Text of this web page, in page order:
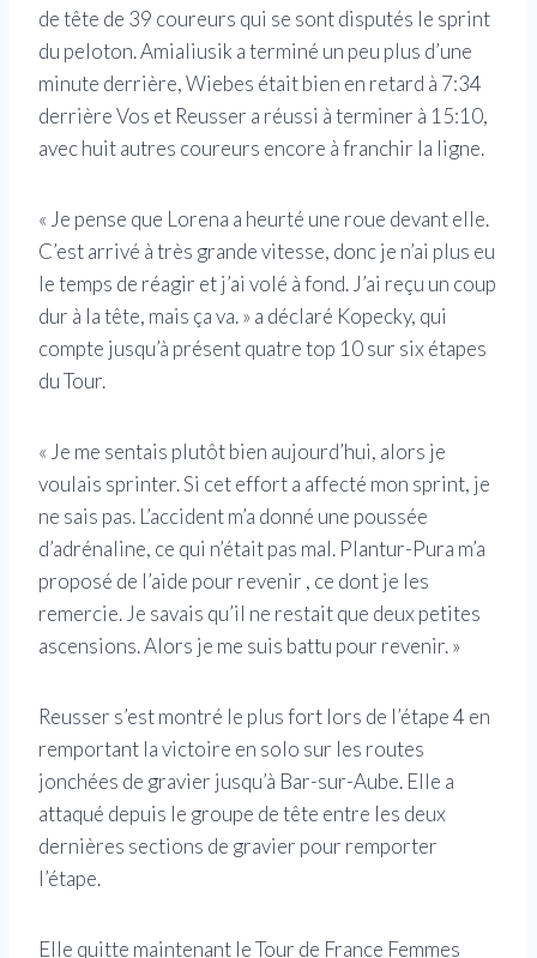
de tête de 39 coureurs qui se sont disputés le sprint
du peloton. Amialiusik a terminé un peu plus d’une
minute derrière, Wiebes était bien en retard à 7:34
derrière Vos et Reusser a réussi à terminer à 15:10,
avec huit autres coureurs encore à franchir la ligne.
« Je pense que Lorena a heurté une roue devant elle.
C’est arrivé à très grande vitesse, donc je n’ai plus eu
le temps de réagir et j’ai volé à fond. J’ai reçu un coup
dur à la tête, mais ça va. » a déclaré Kopecky, qui
compte jusqu’à présent quatre top 10 sur six étapes
du Tour.
« Je me sentais plutôt bien aujourd’hui, alors je
voulais sprinter. Si cet effort a affecté mon sprint, je
ne sais pas. L’accident m’a donné une poussée
d’adrénaline, ce qui n’était pas mal. Plantur-Pura m’a
proposé de l’aide pour revenir , ce dont je les
remercie. Je savais qu’il ne restait que deux petites
ascensions. Alors je me suis battu pour revenir. »
Reusser s’est montré le plus fort lors de l’étape 4 en
remportant la victoire en solo sur les routes
jonchées de gravier jusqu’à Bar-sur-Aube. Elle a
attaqué depuis le groupe de tête entre les deux
dernières sections de gravier pour remporter
l’étape.
Elle quitte maintenant le Tour de France Femmes